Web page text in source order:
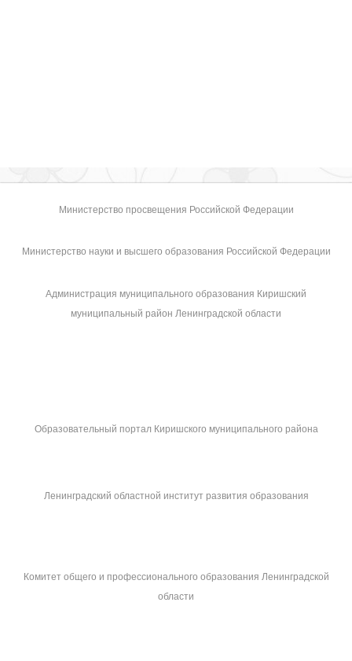
Министерство просвещения Российской Федерации
Министерство науки и высшего образования Российской Федерации
Администрация муниципального образования Киришский
муниципальный район Ленинградской области
Образовательный портал Киришского муниципального района
Ленинградский областной институт развития образования
Комитет общего и профессионального образования Ленинградской
области